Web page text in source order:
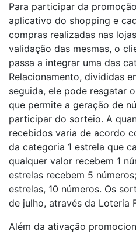
Para participar da
aplicativo do shopping e
compras realizadas nas
validação das mesmas, o
passa a integrar uma das
Relacionamento, divididas
seguida, ele pode resgatar
que permite a geração de
participar do sorteio. A
recebidos varia de acordo
da categoria 1 estrela que
qualquer valor recebem 1
estrelas recebem 5
estrelas, 10 números. Os
de julho, através da Loteria
Além da ativação